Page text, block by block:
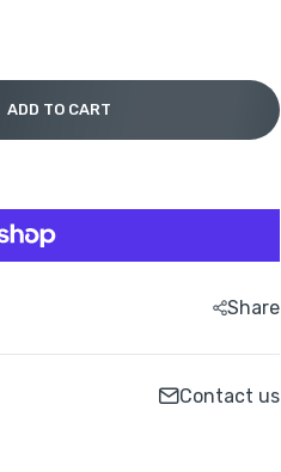
ADD TO CART
Share
Contact us